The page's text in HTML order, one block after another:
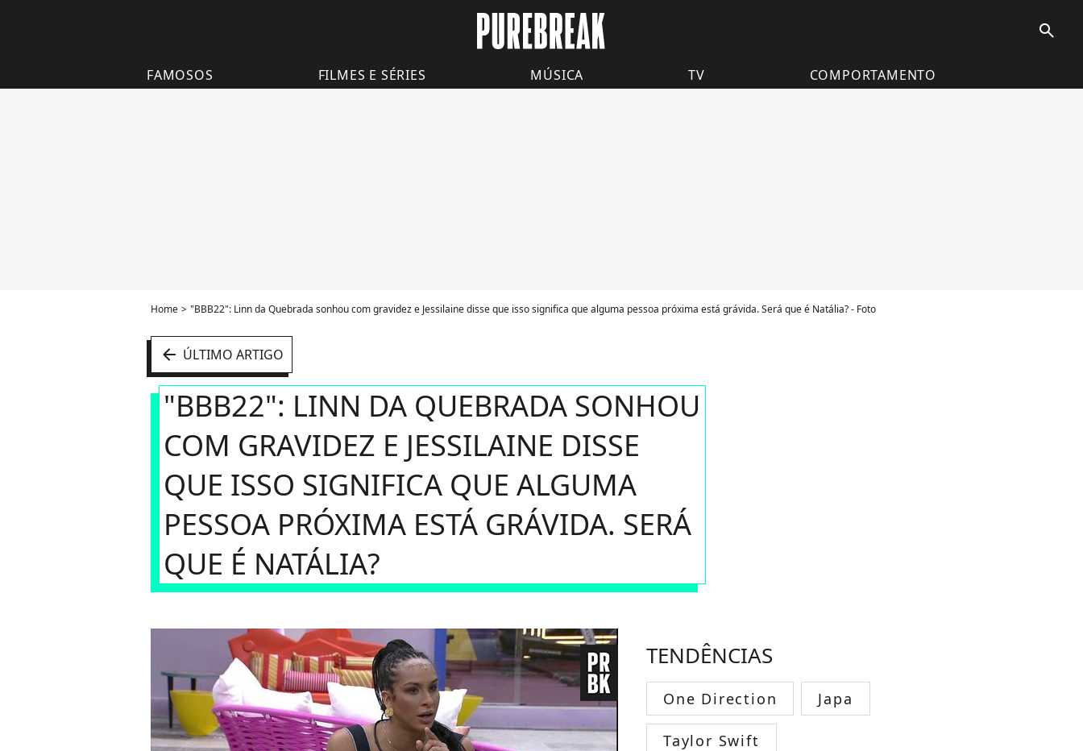
search
FAMOSOS FILMES E SÉRIES MÚSICA TV COMPORTAMENTO
Home "BBB22": Linn da Quebrada sonhou com gravidez e Jessilaine disse que isso significa que alguma pessoa próxima está grávida. Será que é Natália? - Foto
arrow_left ÚLTIMO ARTIGO
"BBB22": LINN DA QUEBRADA SONHOU
COM GRAVIDEZ E JESSILAINE DISSE
QUE ISSO SIGNIFICA QUE ALGUMA
PESSOA PRÓXIMA ESTÁ GRÁVIDA. SERÁ
QUE É NATÁLIA?
TENDÊNCIAS
One Direction Japa
Taylor Swift